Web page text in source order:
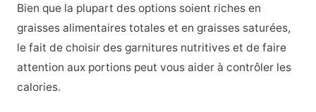
Bien que la plupart des options soient riches en
graisses alimentaires totales et en graisses saturées,
le fait de choisir des garnitures nutritives et de faire
attention aux portions peut vous aider à contrôler les
calories.